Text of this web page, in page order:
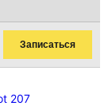
Записаться
207